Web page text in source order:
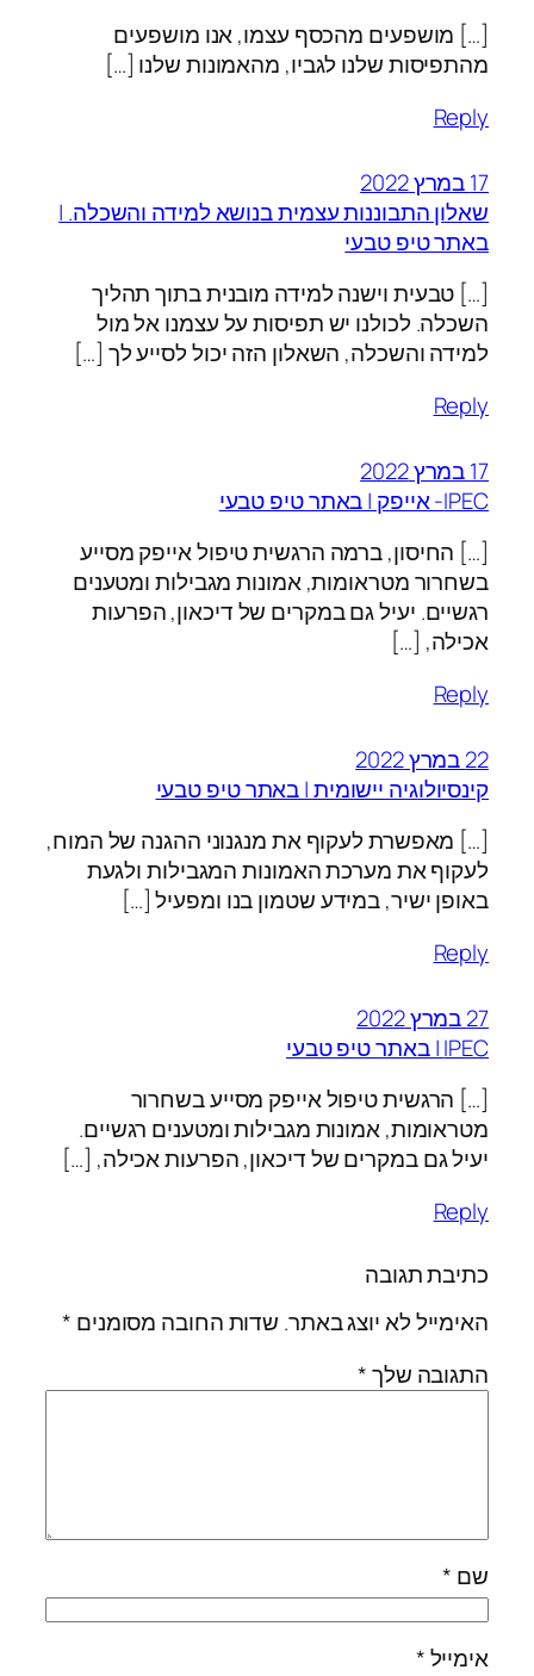
[…] מושפעים מהכסף עצמו, אנו מושפעים
מהתפיסות שלנו לגביו, מהאמונות שלנו […]
Reply
17 במרץ 2022
שאלון התבוננות עצמית בנושא למידה והשכלה. |
באתר טיפ טבעי
[…] טבעית וישנה למידה מובנית בתוך תהליך
השכלה. לכולנו יש תפיסות על עצמנו אל מול
למידה והשכלה, השאלון הזה יכול לסייע לך […]
Reply
17 במרץ 2022
IPEC- אייפק | באתר טיפ טבעי
[…] החיסון, ברמה הרגשית טיפול אייפק מסייע
בשחרור מטראומות, אמונות מגבילות ומטענים
רגשיים. יעיל גם במקרים של דיכאון, הפרעות
אכילה, […]
Reply
22 במרץ 2022
קינסיולוגיה יישומית | באתר טיפ טבעי
[…] מאפשרת לעקוף את מנגנוני ההגנה של המוח,
לעקוף את מערכת האמונות המגבילות ולגעת
באופן ישיר, במידע שטמון בנו ומפעיל […]
Reply
27 במרץ 2022
IPEC | באתר טיפ טבעי
[…] הרגשית טיפול אייפק מסייע בשחרור
מטראומות, אמונות מגבילות ומטענים רגשיים.
יעיל גם במקרים של דיכאון, הפרעות אכילה, […]
Reply
כתיבת תגובה
האימייל לא יוצג באתר. שדות החובה מסומנים *
התגובה שלך*
שם *
אימייל*